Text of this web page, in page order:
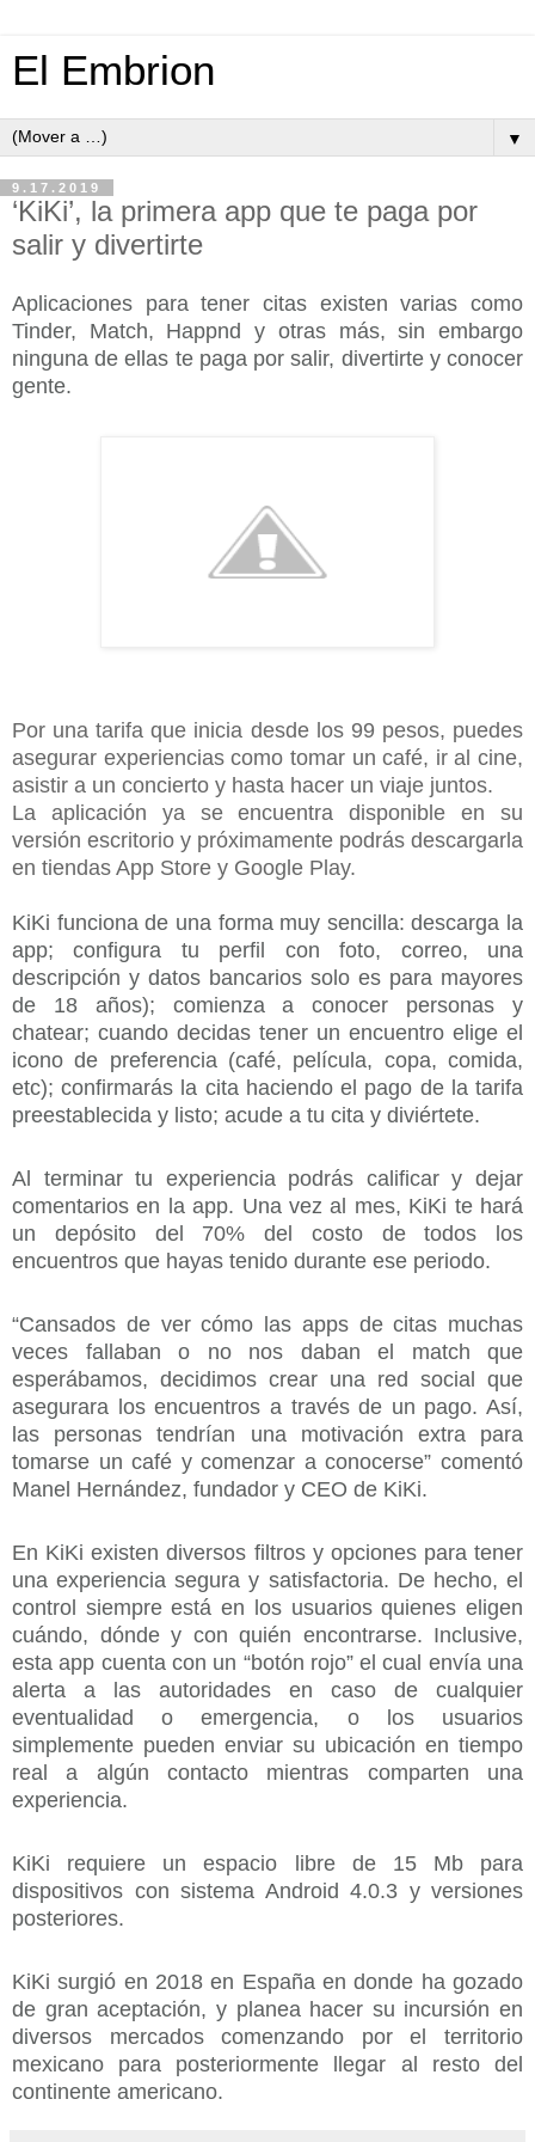
El Embrion
▼
9.17.2019
‘KiKi’, la primera app que te paga por
salir y divertirte
Aplicaciones para tener citas existen varias como
Tinder, Match, Happnd y otras más, sin embargo
ninguna de ellas te paga por salir, divertirte y conocer
gente.
Por una tarifa que inicia desde los 99 pesos, puedes
asegurar experiencias como tomar un café, ir al cine,
asistir a un concierto y hasta hacer un viaje juntos.
La aplicación ya se encuentra disponible en su
versión escritorio y próximamente podrás descargarla
en tiendas App Store y Google Play.
KiKi funciona de una forma muy sencilla: descarga la
app; configura tu perfil con foto, correo, una
descripción y datos bancarios solo es para mayores
de 18 años); comienza a conocer personas y
chatear; cuando decidas tener un encuentro elige el
icono de preferencia (café, película, copa, comida,
etc); confirmarás la cita haciendo el pago de la tarifa
preestablecida y listo; acude a tu cita y diviértete.
Al terminar tu experiencia podrás calificar y dejar
comentarios en la app. Una vez al mes, KiKi te hará
un depósito del 70% del costo de todos los
encuentros que hayas tenido durante ese periodo.
“Cansados de ver cómo las apps de citas muchas
veces fallaban o no nos daban el match que
esperábamos, decidimos crear una red social que
asegurara los encuentros a través de un pago. Así,
las personas tendrían una motivación extra para
tomarse un café y comenzar a conocerse” comentó
Manel Hernández, fundador y CEO de KiKi.
En KiKi existen diversos filtros y opciones para tener
una experiencia segura y satisfactoria. De hecho, el
control siempre está en los usuarios quienes eligen
cuándo, dónde y con quién encontrarse. Inclusive,
esta app cuenta con un “botón rojo” el cual envía una
alerta a las autoridades en caso de cualquier
eventualidad o emergencia, o los usuarios
simplemente pueden enviar su ubicación en tiempo
real a algún contacto mientras comparten una
experiencia.
KiKi requiere un espacio libre de 15 Mb para
dispositivos con sistema Android 4.0.3 y versiones
posteriores.
KiKi surgió en 2018 en España en donde ha gozado
de gran aceptación, y planea hacer su incursión en
diversos mercados comenzando por el territorio
mexicano para posteriormente llegar al resto del
continente americano.